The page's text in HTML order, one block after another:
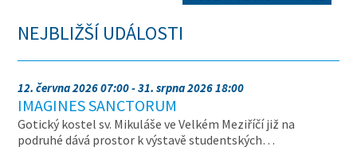
NEJBLIŽŠÍ UDÁLOSTI
12. června 2026 07:00 - 31. srpna 2026 18:00
IMAGINES SANCTORUM
Gotický kostel sv. Mikuláše ve Velkém Meziříčí již na
podruhé dává prostor k výstavě studentských…